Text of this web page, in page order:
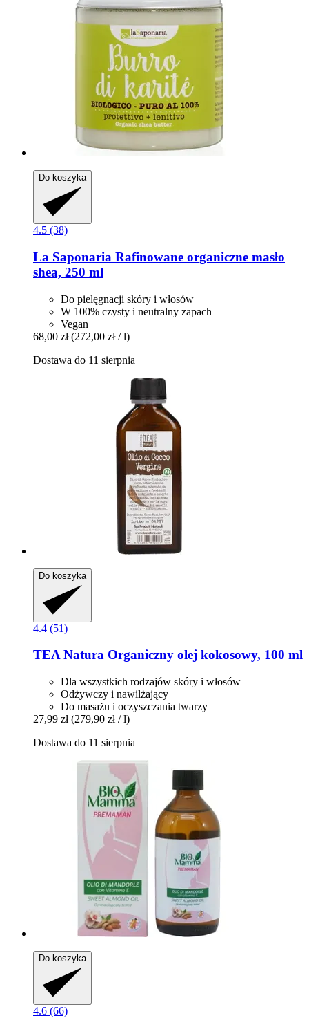
Do koszyka
4.5 (38)
La Saponaria Rafinowane organiczne masło
shea, 250 ml
Do pielęgnacji skóry i włosów
W 100% czysty i neutralny zapach
Vegan
68,00 zł (272,00 zł / l)
Dostawa do 11 sierpnia
Do koszyka
4.4 (51)
TEA Natura Organiczny olej kokosowy, 100 ml
Dla wszystkich rodzajów skóry i włosów
Odżywczy i nawilżający
Do masażu i oczyszczania twarzy
27,99 zł (279,90 zł / l)
Dostawa do 11 sierpnia
Do koszyka
4.6 (66)